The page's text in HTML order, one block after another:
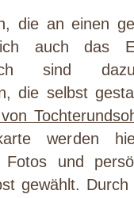
die an einen
auch das
sind
die selbst
werden
und
gewählt.